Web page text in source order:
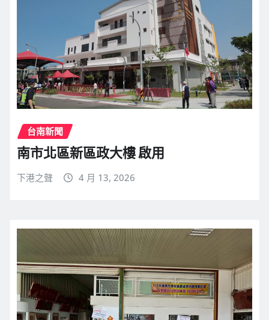
台南新聞
南市北區新區政大樓 啟用
下港之聲 4 月 13, 2026